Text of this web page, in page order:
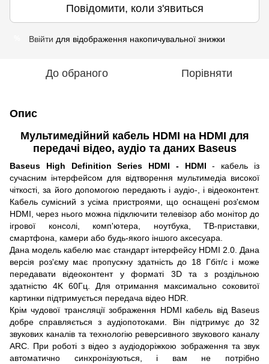
Повідомити, коли з'явиться
Ввійти для відображення накопичувальної знижки
До обраного Порівняти
Опис
Мультимедійний кабель HDMI на HDMI для
передачі відео, аудіо та даних Baseus
Baseus High Definition Series HDMI - HDMI - кабель із
сучасним інтерфейсом для відтворення мультимедіа високої
чіткості, за його допомогою передають і аудіо-, і відеоконтент.
Кабель сумісний з усіма пристроями, що оснащені роз'ємом
HDMI, через нього можна підключити телевізор або монітор до
ігрової консолі, комп'ютера, ноутбука, ТВ-приставки,
смартфона, камери або будь-якого іншого аксесуара.
Дана модель кабелю має стандарт інтерфейсу HDMI 2.0. Дана
версія роз'єму має пропускну здатність до 18 Гбіт/с і може
передавати відеоконтент у форматі 3D та з роздільною
здатністю 4K 60Гц. Для отримання максимально соковитої
картинки підтримується передача відео HDR.
Крім чудової трансляції зображення HDMI кабель від Baseus
добре справляється з аудіопотоками. Він підтримує до 32
звукових каналів та технологію реверсивного звукового каналу
ARC. При роботі з відео з аудіодоріжкою зображення та звук
автоматично синхронізуються, і вам не потрібно